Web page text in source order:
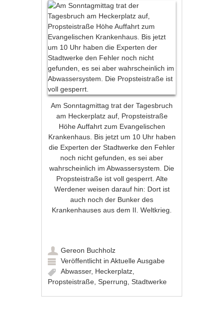
Am Sonntagmittag trat der Tagesbruch
am Heckerplatz auf, Propsteistraße
Höhe Auffahrt zum Evangelischen
Krankenhaus. Bis jetzt um 10 Uhr haben
die Experten der Stadtwerke den Fehler
noch nicht gefunden, es sei aber
wahrscheinlich im Abwassersystem. Die
Propsteistraße ist voll gesperrt. Alte
Werdener weisen darauf hin: Dort ist
auch noch der Bunker des
Krankenhauses aus dem II. Weltkrieg.
Gereon Buchholz
Veröffentlicht inAktuelle Ausgabe
Abwasser, Heckerplatz
Propsteistraße ,Sperrung ,Stadtwerke